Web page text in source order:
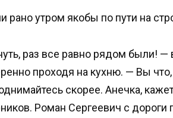
рано утром якобы по пути на
раз все равно рядом были! —
проходя на кухню. — Вы
скорее. Анечка,
Роман Сергеевич с дороги